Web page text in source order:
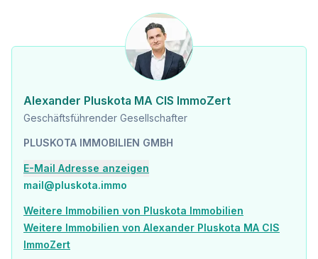
Alexander Pluskota MA CIS ImmoZert
Geschäftsführender Gesellschafter
PLUSKOTA IMMOBILIEN GMBH
E-Mail Adresse anzeigen
mail@pluskota.immo
Weitere Immobilien von Pluskota Immobilien
Weitere Immobilien von Alexander Pluskota MA CIS
ImmoZert